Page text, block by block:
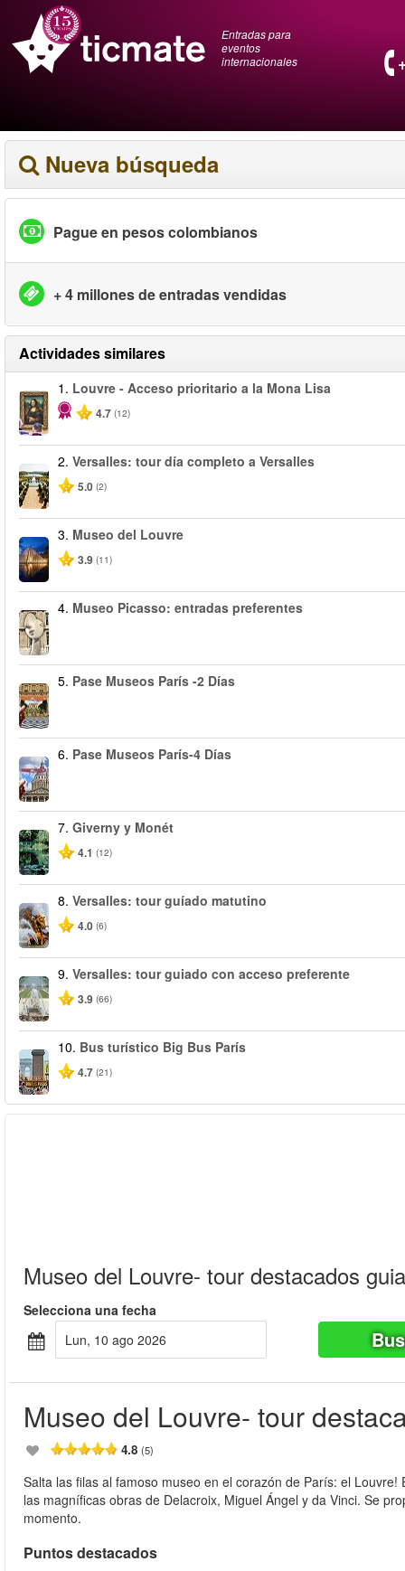
Entradas para
eventos
internacionales
Nueva búsqueda
Pague en pesos colombianos
+ 4 millones de entradas vendidas
Actividades similares
1. Louvre - Acceso prioritario a la Mona Lisa
4.7 (12)
2. Versalles: tour día completo a Versalles
5.0 (2)
3. Museo del Louvre
3.9 (11)
4. Museo Picasso: entradas preferentes
5. Pase Museos París -2 Días
6. Pase Museos París-4 Días
7. Giverny y Monét
4.1 (12)
8. Versalles: tour guíado matutino
4.0 (6)
9. Versalles: tour guiado con acceso preferente
3.9 (66)
10. Bus turístico Big Bus París
4.7 (21)
Museo del Louvre- tour destacados
Selecciona una fecha
lun, 10 ago 2026
Museo del Louvre- tour
4.8 (5)
Salta las filas al famoso museo en el corazón de París: el
las magníficas obras de Delacroix, Miguel Ángel y da Vinci. Se
momento.
Puntos destacados